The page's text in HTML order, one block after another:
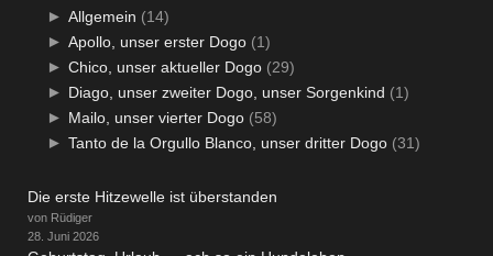
► Allgemein (14)
► Apollo, unser erster Dogo(1)
► Chico, unser aktueller Dogo(29)
► Diago, unser zweiter Dogo, unser Sorgenkind (1)
► Mailo, unser vierter Dogo(58)
► Tanto de la Orgullo Blanco, unser dritter Dogo(31)
Die erste Hitzewelle ist überstanden
von Rüdiger
28. Juni 2026